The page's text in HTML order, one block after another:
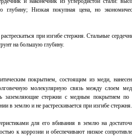
Низкая покупная цена, но
при изгибе стержня. Стальные
на большую глубину.
покрытием, состоящим из меди,
молекулярную связь между слоем
заземляющие стержни с медным покрытием по
в землю и не растрескивается при изгибе стержня.
для его вбивания в землю на
к коррозии и обеспечивают низкое